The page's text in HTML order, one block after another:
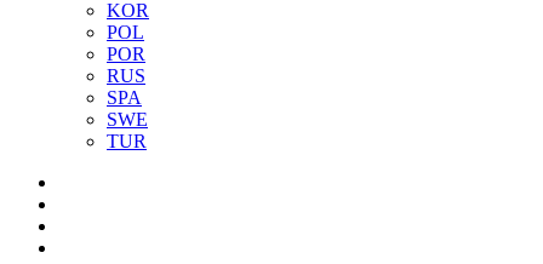
KOR
POL
POR
RUS
SPA
SWE
TUR